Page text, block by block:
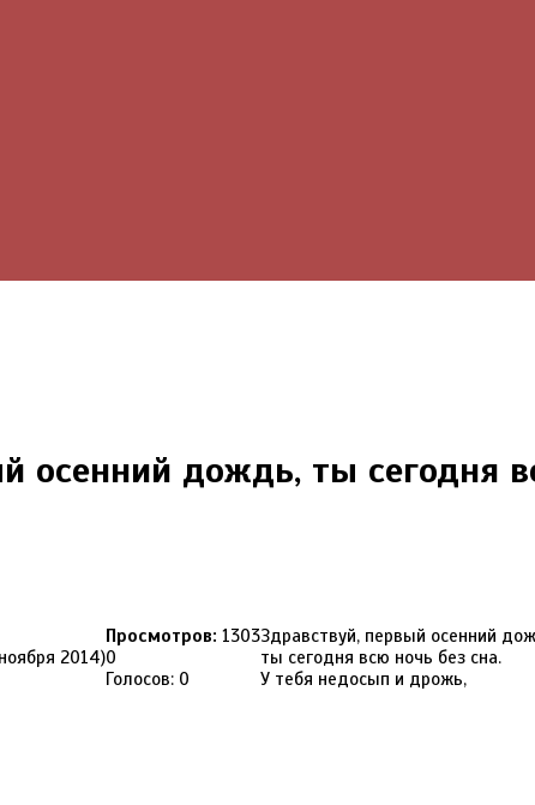
осенний дождь, ты сегодня
2014)
Просмотров: 1303
0
Голосов: 0
Здравствуй, первый осенний
ты сегодня всю ночь без сна.
У тебя недосып и дрожь,